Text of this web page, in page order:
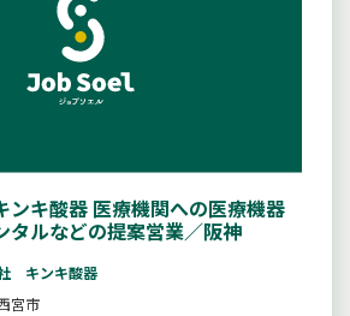
キ酸器 医療機関への医療機器
タルなどの提案営業／阪神
キンキ酸器
宮市